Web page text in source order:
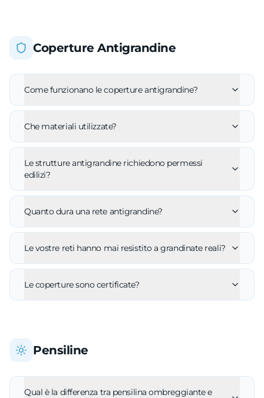
Coperture Antigrandine
Come funzionano le coperture antigrandine?
Che materiali utilizzate?
Le strutture antigrandine richiedono permessi
edilizi?
Quanto dura una rete antigrandine?
Le vostre reti hanno mai resistito a grandinate reali?
Le coperture sono certificate?
Pensiline
Qual è la differenza tra pensilina ombreggiante e